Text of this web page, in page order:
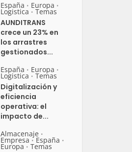
España • Europa •
Logistica • Temas
AUNDITRANS
crece un 23% en
los arrastres
gestionados...
España • Europa •
Logistica • Temas
Digitalización y
eficiencia
operativa: el
impacto de...
Almacenaje •
Empresa • España •
Europa • Temas